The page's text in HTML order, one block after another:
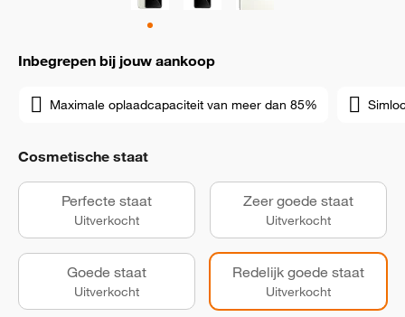
Inbegrepen bij jouw aankoop
Maximale oplaadcapaciteit van meer dan 85%
Cosmetische staat
Perfecte staat
Uitverkocht
Zeer goede staat
Uitverkocht
Goede staat
Uitverkocht
Redelijk goede staat
Uitverkocht